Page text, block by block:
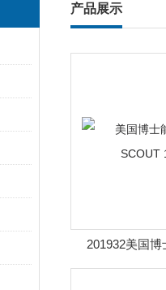
产品展示
201932美国博
SCOUT